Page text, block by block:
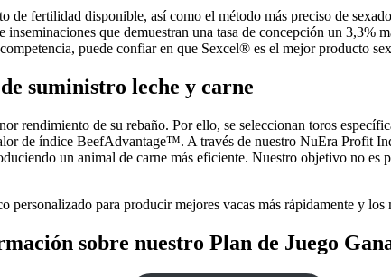
de fertilidad disponible, así como el método más preciso de
inseminaciones que demuestran una tasa de concepción un 3,3%
puede confiar en que Sexcel® es el mejor producto
suministro leche y carne
rendimiento de su rebaño. Por ello, se seleccionan toros
de índice BeefAdvantage™. A través de nuestro NuEra Profit
un animal de carne más eficiente. Nuestro objetivo no
personalizado para producir mejores vacas más rápidamente y
sobre nuestro Plan de Juego